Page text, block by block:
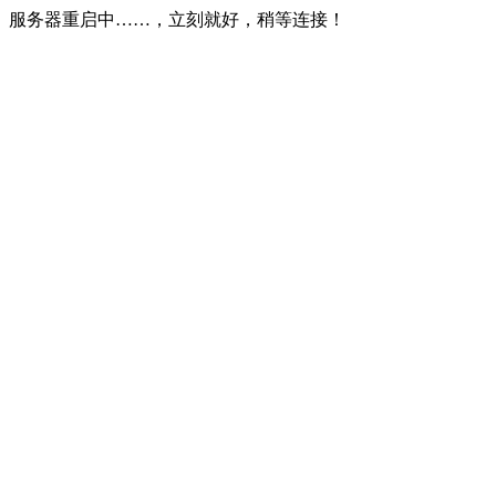
服务器重启中……，立刻就好，稍等连接！